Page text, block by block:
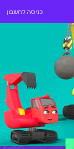
כניסה לחשבון